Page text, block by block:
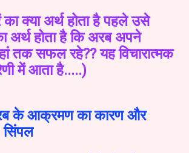
क्या अर्थ होता है पहले उसे
अर्थ होता है कि अरब अपने
तक सफल रहे?? यह विचारात्मक
में आता है.....)
के आक्रमण का कारण और